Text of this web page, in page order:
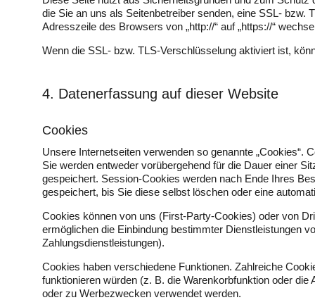
die Sie an uns als Seitenbetreiber senden, eine SSL-
Adresszeile des Browsers von „http://“ auf „https://“
Wenn die SSL- bzw. TLS-Verschlüsselung aktiviert ist,
4. Datenerfassung auf dieser Website
Cookies
Unsere Internetseiten verwenden so genannte „Cookies“.
Sie werden entweder vorübergehend für die Dauer einer
gespeichert. Session-Cookies werden nach Ende Ihres
gespeichert, bis Sie diese selbst löschen oder eine
Cookies können von uns (First-Party-Cookies) oder von
ermöglichen die Einbindung bestimmter Dienstleistungen
Zahlungsdienstleistungen).
Cookies haben verschiedene Funktionen. Zahlreiche
funktionieren würden (z. B. die Warenkorbfunktion oder
oder zu Werbezwecken verwendet werden.